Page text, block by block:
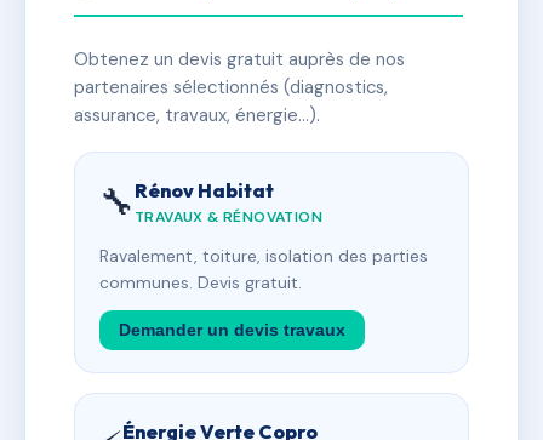
Obtenez un devis gratuit auprès de nos
partenaires sélectionnés (diagnostics,
assurance, travaux, énergie…).
🔧 Rénov Habitat
TRAVAUX & RÉNOVATION
Ravalement, toiture, isolation des parties
communes. Devis gratuit.
Demander un devis travaux
Énergie Verte Copro